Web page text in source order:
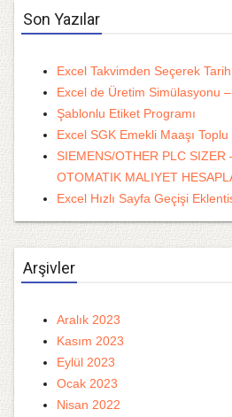
Son Yazılar
Excel Takvimden Seçerek
Excel de Üretim Simülasyonu
Şablonlu Etiket Programı
Excel SGK Emekli Maaşı
SIEMENS/OTHER PLC SIZER
OTOMATIK MALIYET
Excel Hızlı Sayfa Geçişi
Arşivler
Aralık 2023
Kasım 2023
Eylül 2023
Ocak 2023
Nisan 2022